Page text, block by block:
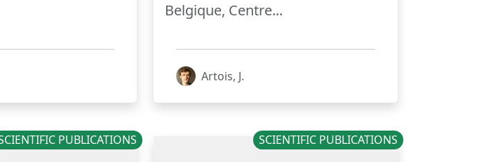
Belgique, Centre...
Artois, J.
PUBLICATIONS SCIENTIFIC PUBLICATIONS